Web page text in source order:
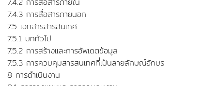
7.4.3 การสื่อสารภายนอก
7.5 เอกสารสารสนเทศ
7.5.1 บททั่วไป
7.5.2 การสร้างและการอัพเดตข้อมูล
7.5.3 การควบคุมสารสนเทศที่เป็นลายลักษณ์อักษร
8 การดำเนินงาน